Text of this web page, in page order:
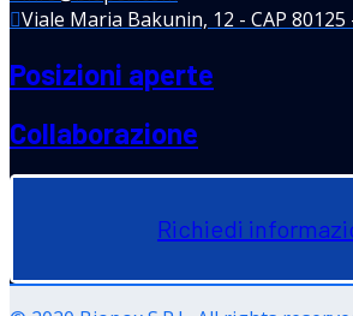
Viale Maria Bakunin, 12 - CAP
Posizioni aperte
Collaborazione
Richiedi